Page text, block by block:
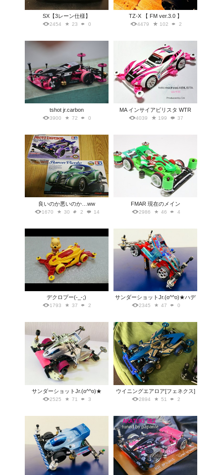
SX【3レーン仕様】
2454 23 0
TZ-X 【 FM ver.3.0 】
4479 102 2
tshot jr.carbon
3900 72 0
MA インサイアビリスタ WTR
4039 199 37
良いのか悪いのか…ww
1670 30 2 14
FMAR 現在のメイン
2986 46 4
デクロプー(-_-;)
1793 37 2
サンダーショットJr.(o^^o)★ハデ
2345 47 0
サンダーショットJr.(o^^o)★
2525 71 3
ウイニングエアロア[フェネクス]
2894 51 2